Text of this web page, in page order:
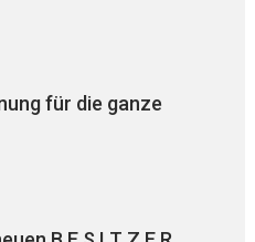
für die ganze